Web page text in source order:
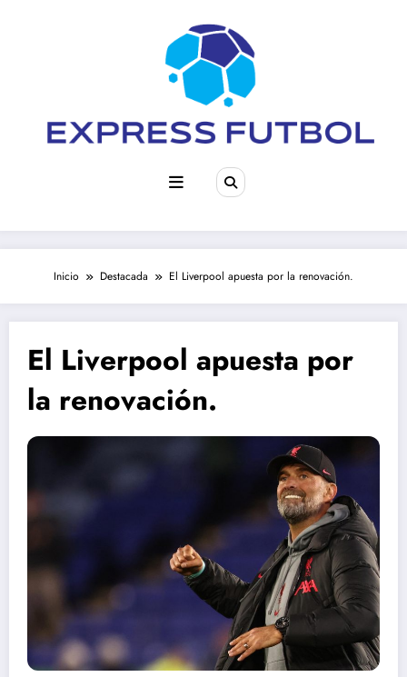
Inicio Destacada El Liverpool apuesta por la renovación.
El Liverpool apuesta por
la renovación.